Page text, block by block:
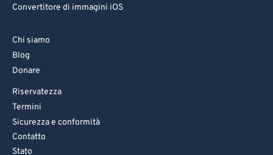
Convertitore di immagini iOS
Chi siamo
Blog
Donare
Riservatezza
Termini
Sicurezza e conformità
Contatto
Stato